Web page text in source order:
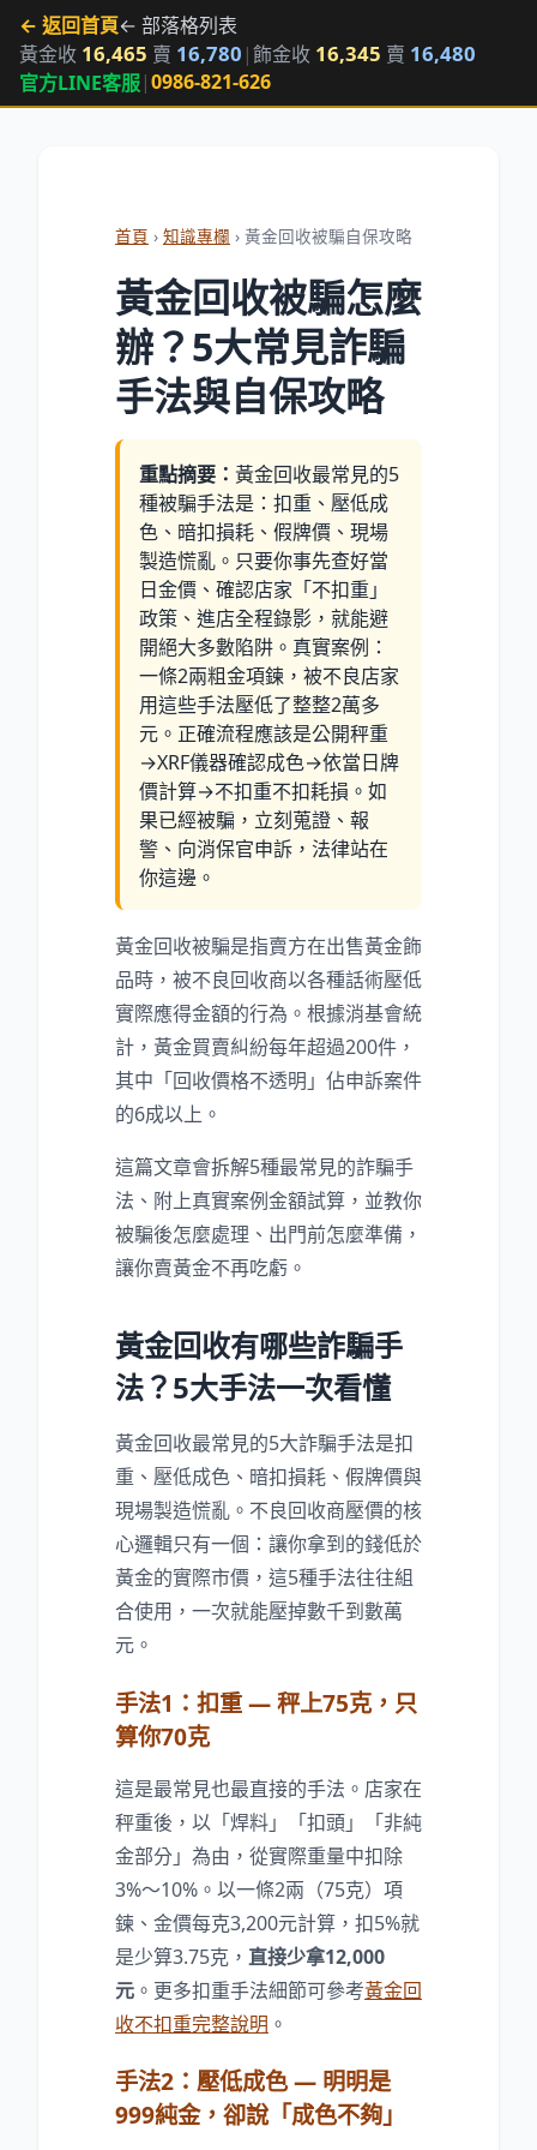
← 返回首頁← 部落格列表
黃金收 16,465 賣 16,780 |飾金收 16,345 賣 16,480
官方LINE客服|0986-821-626
首頁 › 知識專欄 › 黃金回收被騙自保攻略
黃金回收被騙怎麼
辦？5大常見詐騙
手法與自保攻略
重點摘要： 黃金回收最常見的5
種被騙手法是：扣重、壓低成
色、暗扣損耗、假牌價、現場
製造慌亂。只要你事先查好當
日金價、確認店家「不扣重」
政策、進店全程錄影，就能避
開絕大多數陷阱。真實案例：
一條2兩粗金項鍊，被不良店家
用這些手法壓低了整整2萬多
元。正確流程應該是公開秤重
→XRF儀器確認成色→依當日牌
價計算→不扣重不扣耗損。如
果已經被騙，立刻蒐證、報
警、向消保官申訴，法律站在
你這邊。
黃金回收被騙是指賣方在出售黃金飾
品時，被不良回收商以各種話術壓低
實際應得金額的行為。根據消基會統
計，黃金買賣糾紛每年超過200件，
其中「回收價格不透明」佔申訴案件
的6成以上。
這篇文章會拆解5種最常見的詐騙手
法、附上真實案例金額試算，並教你
被騙後怎麼處理、出門前怎麼準備，
讓你賣黃金不再吃虧。
黃金回收有哪些詐騙手
法？5大手法一次看懂
黃金回收最常見的5大詐騙手法是扣
重、壓低成色、暗扣損耗、假牌價與
現場製造慌亂。不良回收商壓價的核
心邏輯只有一個：讓你拿到的錢低於
黃金的實際市價，這5種手法往往組
合使用，一次就能壓掉數千到數萬
元。
手法1：扣重 — 秤上75克，只
算你70克
這是最常見也最直接的手法。店家在
秤重後，以「焊料」「扣頭」「非純
金部分」為由，從實際重量中扣除
3%～10% 。以一條2兩（75克）項
鍊、金價每克3,200元計算，扣5%就
是少算3.75克， 直接少拿12,000
元 。更多扣重手法細節可參考黃金回
收不扣重完整說明 。
手法2：壓低成色 — 明明是
999純金，卻說「成色不夠」